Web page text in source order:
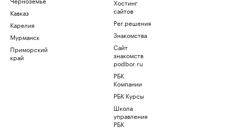
Кавказ
Карелия
Мурманск
Приморский
край
Хостинг
сайтов
Рег.решения
Знакомства
Сайт
знакомств
podbor.ru
РБК
Компании
РБК Курсы
Школа
управления
РБК